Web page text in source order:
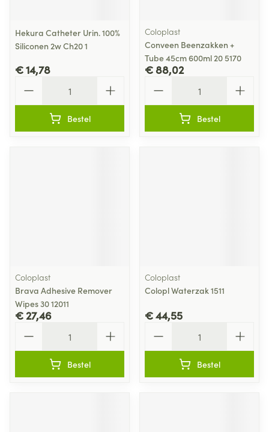
Hekura Catheter Urin. 100%
Siliconen 2w Ch20 1
€ 14,78
Bestel
Coloplast
Conveen Beenzakken +
Tube 45cm 600ml 20 5170
€ 88,02
Bestel
Coloplast
Brava Adhesive Remover
Wipes 30 12011
€ 27,46
Bestel
Coloplast
Colopl Waterzak 1511
€ 44,55
Bestel